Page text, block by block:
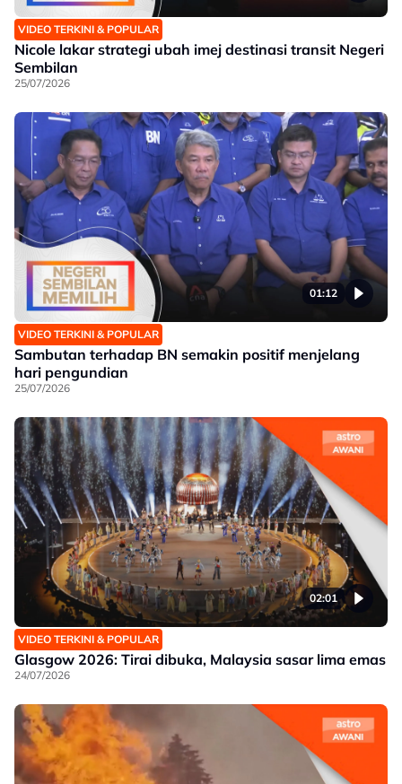
VIDEO TERKINI & POPULAR
Nicole lakar strategi ubah imej destinasi transit Negeri
Sembilan
25/07/2026
01:12
VIDEO TERKINI & POPULAR
Sambutan terhadap BN semakin positif menjelang
hari pengundian
25/07/2026
02:01
VIDEO TERKINI & POPULAR
Glasgow 2026: Tirai dibuka, Malaysia sasar lima emas
24/07/2026